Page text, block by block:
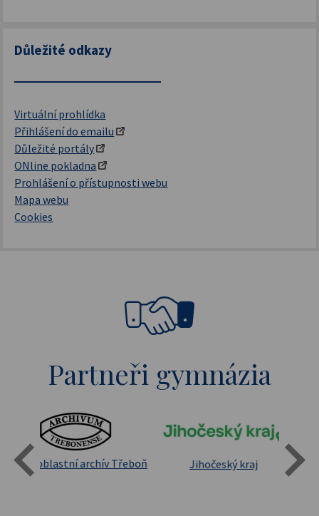
Důležité odkazy
Virtuální prohlídka
Přihlášení do emailu
Důležité portály
ONline pokladna
Prohlášení o přístupnosti webu
Mapa webu
Cookies
Partneři gymnázia
Státní oblastní archív Třeboň Jihočeský kraj